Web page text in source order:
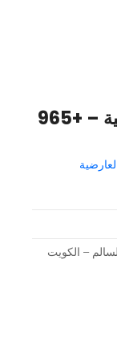
MG Group HQ – العارضية – +965